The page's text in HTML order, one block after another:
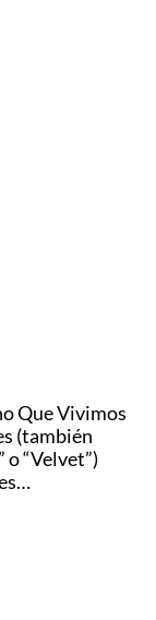
Que Vivimos
(también
o “Velvet”)